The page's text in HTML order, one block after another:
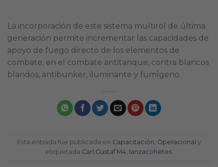
La incorporación de este sistema multirol de última
generación permite incrementar las capacidades de
apoyo de fuego directo de los elementos de
combate, en el combate antitanque, contra blancos
blandos, antibunker, iluminante y fumìgeno.
Esta entrada fue publicada en Capacitación, Operacional y
etiquetada Carl Gustaf M4, lanzacohetes.